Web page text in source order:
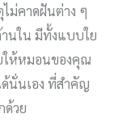
ม่คาดฝันต่าง ๆ
นใน มีทั้งแบบใย
ให้หมอนของคุณ
นั่นเอง ที่สำคัญ
ด้วย